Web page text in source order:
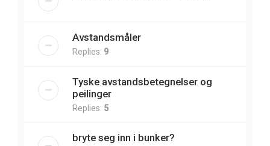
Avstandsmåler
Replies: 9
Tyske avstandsbetegnelser og
peilinger
Replies: 5
bryte seg inn i bunker?